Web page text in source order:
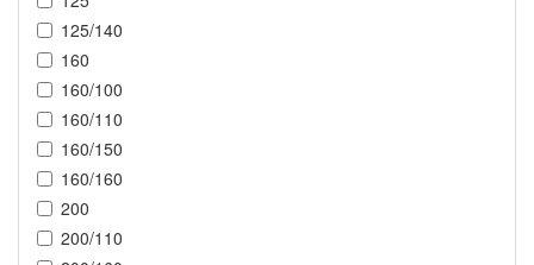
125/140
160
160/100
160/110
160/150
160/160
200
200/110